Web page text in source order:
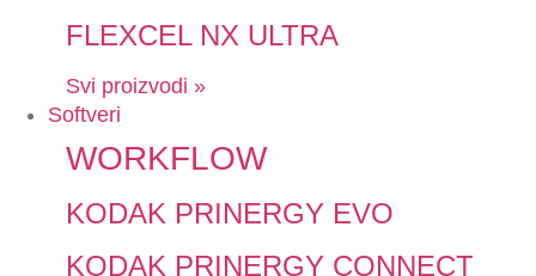
FLEXCEL NX ULTRA
Svi proizvodi »
Softveri
WORKFLOW
KODAK PRINERGY EVO
KODAK PRINERGY CONNECT